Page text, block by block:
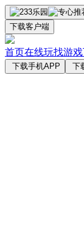
下载客户端
首页在线玩找游戏
下载手机APP 下